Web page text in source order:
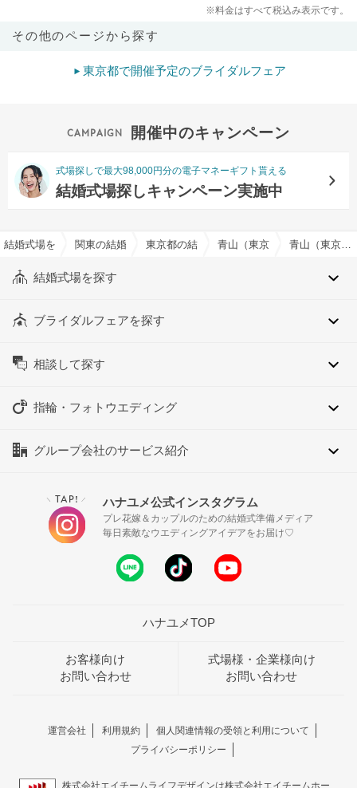
※料金はすべて税込み表示です。
その他のページから探す
東京都で開催予定のブライダルフェア
開催中のキャンペーン
式場探しで最大98,000円分の電子マネーギフト貰える
結婚式場探しキャンペーン実施中
結婚式場を探すならハナユメ
関東の結婚式場東京都の結婚式場青山（東京都）の結婚式場
結婚式場を探す
ブライダルフェアを探す
相談して探す
指輪・フォトウエディング
グループ会社のサービス紹介
＼ TAP! ／ ハナユメ公式インスタグラム
プレ花嫁＆カップルのための結婚式準備メディア
毎日素敵なウエディングアイデアをお届け♡
ハナユメTOP
お客様向け
お問い合わせ
式場様・企業様向け
お問い合わせ
運営会社 利用規約
個人関連情報の受領と利用について
プライバシーポリシー